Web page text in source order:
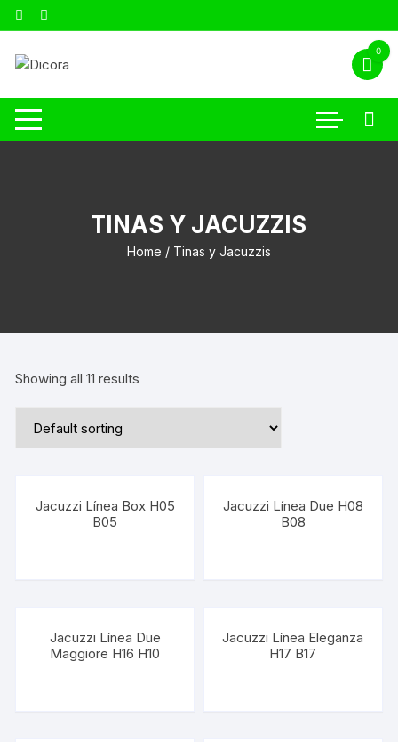
0
TINAS Y JACUZZIS
Home / Tinas y Jacuzzis
Showing all 11 results
Jacuzzi Línea Box H05
B05
Jacuzzi Línea Due H08
B08
Jacuzzi Línea Due
Maggiore H16 H10
Jacuzzi Línea Eleganza
H17 B17